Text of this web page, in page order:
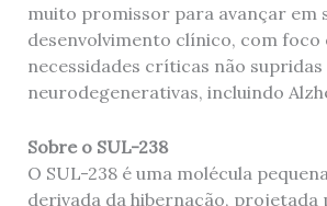
muito promissor para avançar em
desenvolvimento clínico, com foco
necessidades críticas não supridas
neurodegenerativas, incluindo
Sobre o SUL-238
O SUL-238 é uma molécula
derivada da hibernação, projetada